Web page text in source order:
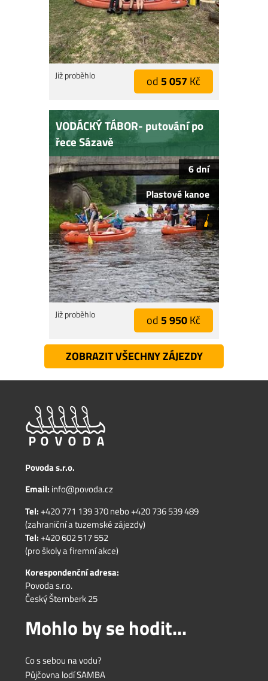
Již proběhlo od 5 057 Kč
VODÁCKÝ TÁBOR- putování po
řece Sázavě
6 dní
Plastové kanoe
Již proběhlo od 5 950Kč
ZOBRAZIT VŠECHNY ZÁJEZDY
Povoda s.r.o.
Email: info@povoda.cz
Tel:+420 771 139 370nebo+420 736 539 489
(zahraniční a tuzemské zájezdy)
Tel:+420 602 517 552
(pro školy a firemní akce)
Korespondenční adresa:
Povoda s.r.o.
Český Šternberk 25
Mohlo by se hodit...
Co s sebou na vodu?
Půjčovna lodí SAMBA